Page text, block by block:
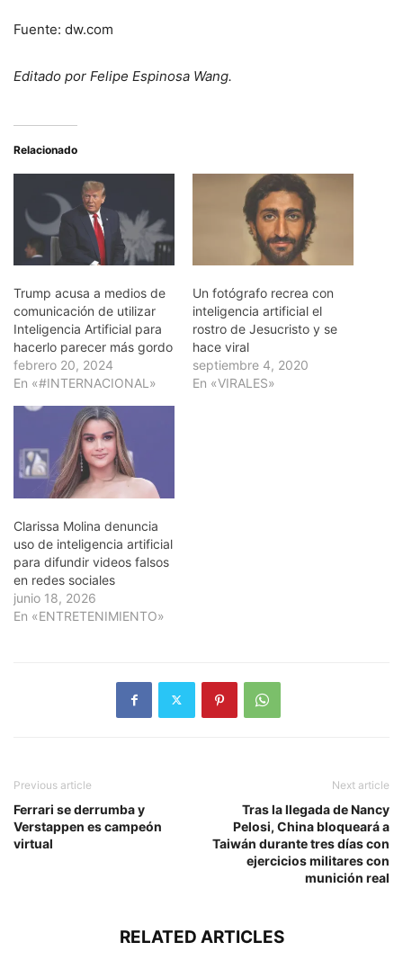
Fuente: dw.com
Editado por Felipe Espinosa Wang.
Relacionado
Trump acusa a medios de
comunicación de utilizar
Inteligencia Artificial para
hacerlo parecer más gordo
febrero 20, 2024
En «#INTERNACIONAL»
Un fotógrafo recrea con
inteligencia artificial el
rostro de Jesucristo y se
hace viral
septiembre 4, 2020
En «VIRALES»
Clarissa Molina denuncia
uso de inteligencia artificial
para difundir videos falsos
en redes sociales
junio 18, 2026
En «ENTRETENIMIENTO»
Previous article
Ferrari se derrumba y
Verstappen es campeón
virtual
Next article
Tras la llegada de Nancy
Pelosi, China bloqueará a
Taiwán durante tres días con
ejercicios militares con
munición real
RELATED ARTICLES